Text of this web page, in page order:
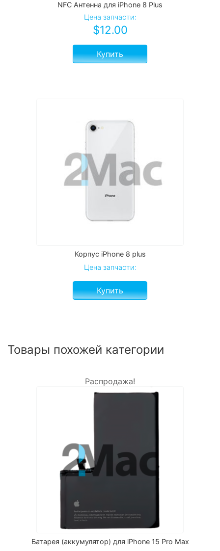
NFC Антенна для iPhone 8 Plus
Цена запчасти:
$12.00
Купить
Корпус iPhone 8 plus
Цена запчасти:
Купить
Товары похожей категории
Распродажа!
Батарея (аккумулятор) для iPhone 15 Pro Max